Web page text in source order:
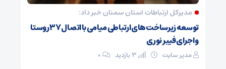
مدیرکل ارتباطات استان سمنان خبر داد:
توسعه زیرساخت‌های ارتباطی میامی با اتصال ۳۷ روستا
و اجرای فیبر نوری
مدیر سایت ۰